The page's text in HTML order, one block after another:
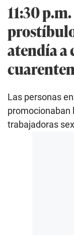
11:30
atendía a
Las personas
promocionaban
trabajadoras